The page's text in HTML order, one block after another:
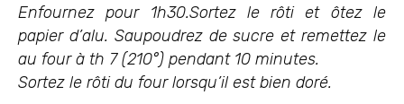
Enfournez pour 1h30.Sortez le rôti et ôtez le
papier d’alu. Saupoudrez de sucre et remettez le
au four à th 7 (210°) pendant 10 minutes.
Sortez le rôti du four lorsqu’il est bien doré.